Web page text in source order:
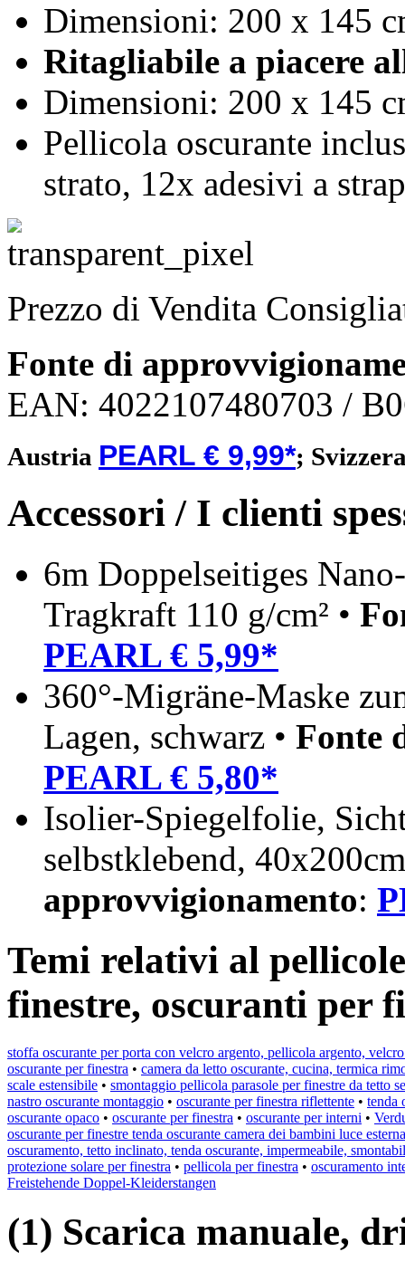
Dimensioni: 200 x 145
Ritagliabile a piacere
Dimensioni: 200 x 145
Pellicola oscurante
strato, 12x adesivi a
Prezzo di Vendita
Fonte di
EAN: 4022107480703 /
Austria PEARL € 9,99*;
Accessori / I clienti
6m Doppelseitiges
Tragkraft 110 g/cm² •
PEARL € 5,99*
360°-Migräne-Maske
Lagen, schwarz • Fonte
PEARL € 5,80*
Isolier-Spiegelfolie,
selbstklebend,
approvvigionamento:
Temi relativi al
finestre, oscuranti per
stoffa oscurante per porta con velcro argento, pellicola argento,
oscurante per finestra • camera da letto oscurante, cucina, termica
scale estensibile • smontaggio pellicola parasole per finestre da tetto
nastro oscurante montaggio • oscurante per finestra riflettente • tenda
oscurante opaco • oscurante per finestra • oscurante per interni •
oscurante per finestre tenda oscurante camera dei bambini luce esterna
oscuramento, tetto inclinato, tenda oscurante, impermeabile,
protezione solare per finestra • pellicola per finestra • oscuramento
Freistehende Doppel-Kleiderstangen
(1) Scarica manuale,